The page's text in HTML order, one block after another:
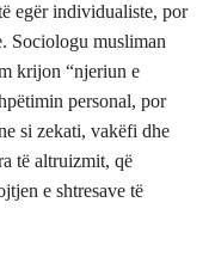
egër individualiste, por
Sociologu musliman
krijon “njeriun e
personal, por
si zekati, vakëfi dhe
të altruizmit, që
e shtresave të